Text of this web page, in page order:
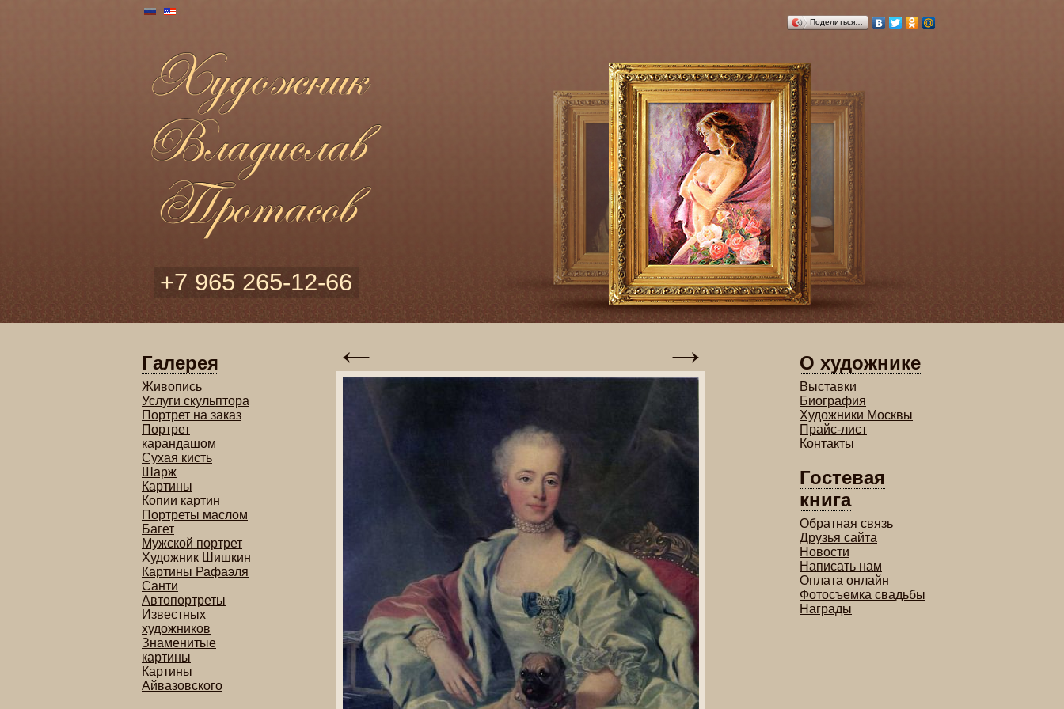
Поделиться…
+7 965 265-12-66
Галерея
Живопись
Услуги скульптора
Портрет на заказ
Портрет
карандашом
Сухая кисть
Шарж
Картины
Копии картин
Портреты маслом
Багет
Мужской портрет
Художник Шишкин
Картины Рафаэля
Санти
Автопортреты
Известных
художников
Знаменитые
картины
Картины
Айвазовского
О художнике
Выставки
Биография
Художники Москвы
Прайс-лист
Контакты
Гостевая
книга
Обратная связь
Друзья сайта
Новости
Написать нам
Оплата онлайн
Фотосъемка свадьбы
Награды